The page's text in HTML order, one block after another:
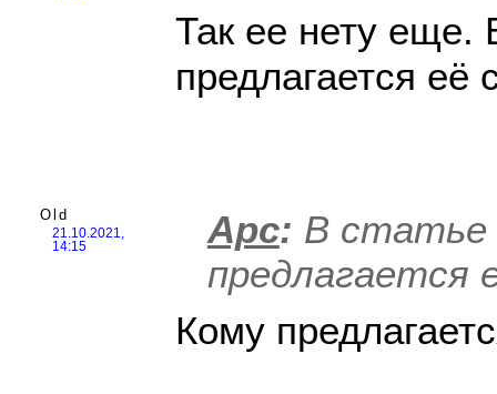
Так ее нету еще.
предлагается её
Old
21.10.2021,
14:15
Арс: В статье
предлагается
Кому